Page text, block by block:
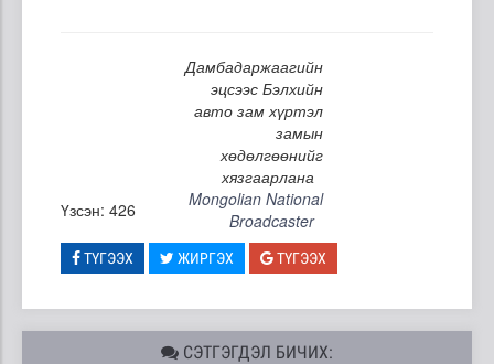
Дамбадаржаагийн
эцсээс Бэлхийн
авто зам хүртэл
замын
хөдөлгөөнийг
хязгаарлана
Үзсэн: 426
Mongolian National
Broadcaster
ТҮГЭЭХ ЖИРГЭХ ТҮГЭЭХ
СЭТГЭГДЭЛ БИЧИХ: